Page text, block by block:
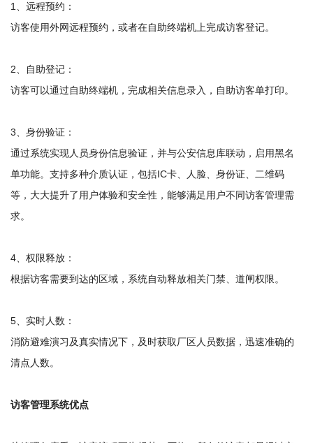
1、远程预约：
访客使用外网远程预约，或者在自助终端机上完成访客登记。
2、自助登记：
访客可以通过自助终端机，完成相关信息录入，自助访客单打印。
3、身份验证：
通过系统实现人员身份信息验证，并与公安信息库联动，启用黑名
单功能。支持多种介质认证，包括IC卡、人脸、身份证、二维码
等，大大提升了用户体验和安全性，能够满足用户不同访客管理需
求。
4、权限释放：
根据访客需要到达的区域，系统自动释放相关门禁、道闸权限。
5、实时人数：
消防避难演习及真实情况下，及时获取厂区人员数据，迅速准确的
清点人数。
访客管理系统优点